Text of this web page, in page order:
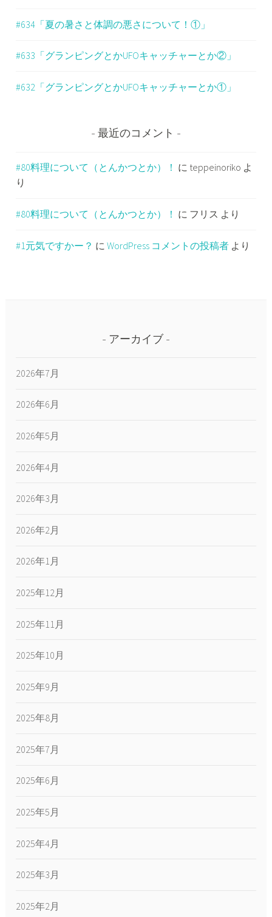
#634「夏の暑さと体調の悪さについて！①」
#633「グランピングとかUFOキャッチャーとか②」
#632「グランピングとかUFOキャッチャーとか①」
最近のコメント
#80料理について（とんかつとか）！ に teppeinoriko よ
り
#80料理について（とんかつとか）！ に フリス より
#1元気ですかー？ にWordPress コメントの投稿者 より
アーカイブ
2026年7月
2026年6月
2026年5月
2026年4月
2026年3月
2026年2月
2026年1月
2025年12月
2025年11月
2025年10月
2025年9月
2025年8月
2025年7月
2025年6月
2025年5月
2025年4月
2025年3月
2025年2月